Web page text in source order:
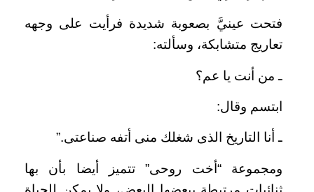
فتحت عينيَّ بصعوبة شديدة فرأيت على وجهه
تعاريج متشابكة، وسألته:
ـ من أنت يا عم؟
ابتسم وقال:
ـ أنا التاريخ الذى شغلك منى أتفه صناعتى.”
ومجموعة “أخت روحى” تتميز أيضا بأن بها